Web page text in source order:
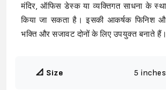
मंदिर, ऑफिस डेस्क या व्यक्तिगत साधना के
किया जा सकता है। इसकी आकर्षक फिनिश
भक्ति और सजावट दोनों के लिए उपयुक्त बनाते हैं।
📐 Size 5 inches